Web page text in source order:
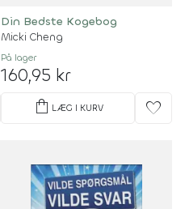
Din Bedste Kogebog
Micki Cheng
På lager
160,95 kr
shopping_bag LÆG I KURV favorite